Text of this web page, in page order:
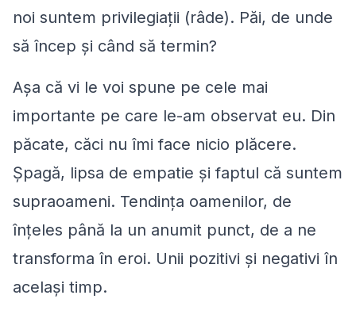
noi suntem privilegiaţii (râde). Păi, de unde
să încep şi când să termin?
Aşa că vi le voi spune pe cele mai
importante pe care le-am observat eu. Din
păcate, căci nu îmi face nicio plăcere.
Şpagă, lipsa de empatie şi faptul că suntem
supraoameni. Tendinţa oamenilor, de
înţeles până la un anumit punct, de a ne
transforma în eroi. Unii pozitivi şi negativi în
acelaşi timp.